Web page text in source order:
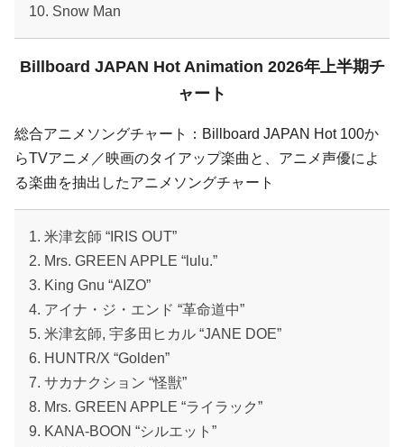
10. Snow Man
Billboard JAPAN Hot Animation 2026年上半期チ
ャート
総合アニメソングチャート：Billboard JAPAN Hot 100か
らTVアニメ／映画のタイアップ楽曲と、アニメ声優によ
る楽曲を抽出したアニメソングチャート
1. 米津玄師 “IRIS OUT”
2. Mrs. GREEN APPLE “lulu.”
3. King Gnu “AIZO”
4. アイナ・ジ・エンド “革命道中”
5. 米津玄師, 宇多田ヒカル “JANE DOE”
6. HUNTR/X “Golden”
7. サカナクション “怪獣”
8. Mrs. GREEN APPLE “ライラック”
9. KANA-BOON “シルエット”